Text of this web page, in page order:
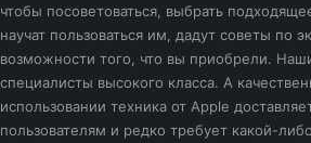
чтобы посоветоваться, выбрать
научат пользоваться им, дадут советы по
возможности того, что вы приобрели.
специалисты высокого класса. А
использовании техника от Apple
пользователям и редко требует какой-